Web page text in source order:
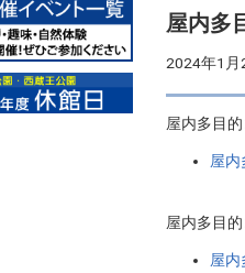
屋内多
2024年1月
屋内多目
屋
屋内多目
屋内